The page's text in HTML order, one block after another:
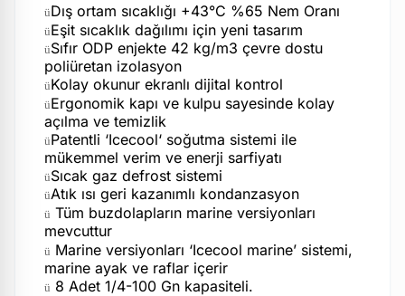
üDış ortam sıcaklığı +43°C %65 Nem Oranı
üEşit sıcaklık dağılımı için yeni tasarım
üSıfır ODP enjekte 42 kg/m3 çevre dostu
poliüretan izolasyon
üKolay okunur ekranlı dijital kontrol
üErgonomik kapı ve kulpu sayesinde kolay
açılma ve temizlik
üPatentli ‘Icecool‘ soğutma sistemi ile
mükemmel verim ve enerji sarfiyatı
üSıcak gaz defrost sistemi
üAtık ısı geri kazanımlı kondanzasyon
ü Tüm buzdolapların marine versiyonları
mevcuttur
ü Marine versiyonları ‘Icecool marine’ sistemi,
marine ayak ve raflar içerir
ü 8 Adet 1/4-100 Gn kapasiteli.